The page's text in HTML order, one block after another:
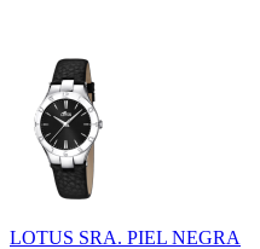
LOTUS SRA. PIEL NEGRA